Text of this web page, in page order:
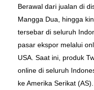
Berawal dari jualan di
Mangga Dua, hingga
tersebar di seluruh
pasar ekspor melalui
USA. Saat ini, produk
online di seluruh
ke Amerika Serikat (AS).